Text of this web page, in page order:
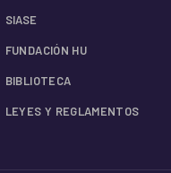
SIASE
FUNDACIÓN HU
BIBLIOTECA
LEYES Y REGLAMENTOS